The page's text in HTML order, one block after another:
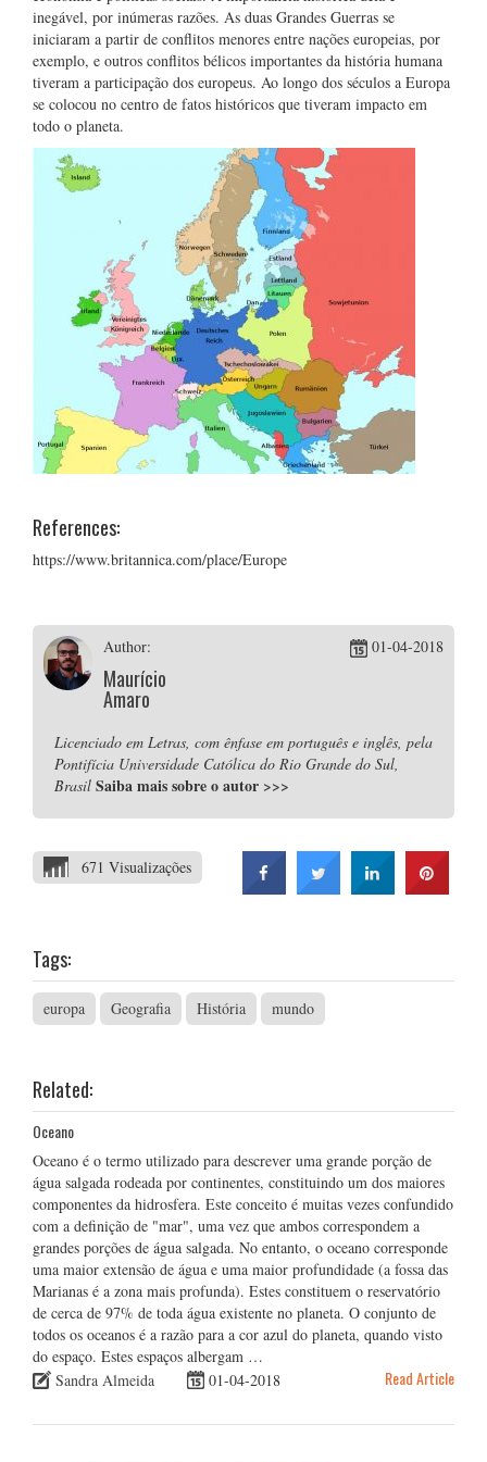
inegável, por inúmeras razões. As duas Grandes Guerras se
iniciaram a partir de conflitos menores entre nações europeias, por
exemplo, e outros conflitos bélicos importantes da história humana
tiveram a participação dos europeus. Ao longo dos séculos a Europa
se colocou no centro de fatos históricos que tiveram impacto em
todo o planeta.
References:
https://www.britannica.com/place/Europe
Author:
Maurício
Amaro
01-04-2018
Licenciado em Letras, com ênfase em português e inglês, pela
Pontifícia Universidade Católica do Rio Grande do Sul,
Brasil Saiba mais sobre o autor >>>
671 Visualizações
Tags:
europa Geografia História mundo
Related:
Oceano
Oceano é o termo utilizado para descrever uma grande porção de
água salgada rodeada por continentes, constituindo um dos maiores
componentes da hidrosfera. Este conceito é muitas vezes confundido
com a definição de "mar", uma vez que ambos correspondem a
grandes porções de água salgada. No entanto, o oceano corresponde
uma maior extensão de água e uma maior profundidade (a fossa das
Marianas é a zona mais profunda). Estes constituem o reservatório
de cerca de 97% de toda água existente no planeta. O conjunto de
todos os oceanos é a razão para a cor azul do planeta, quando visto
do espaço. Estes espaços albergam …
Sandra Almeida
01-04-2018 Read Article